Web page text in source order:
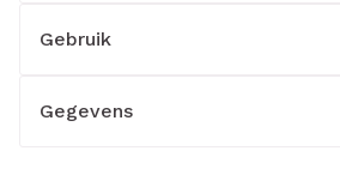
Gebruik
Gegevens